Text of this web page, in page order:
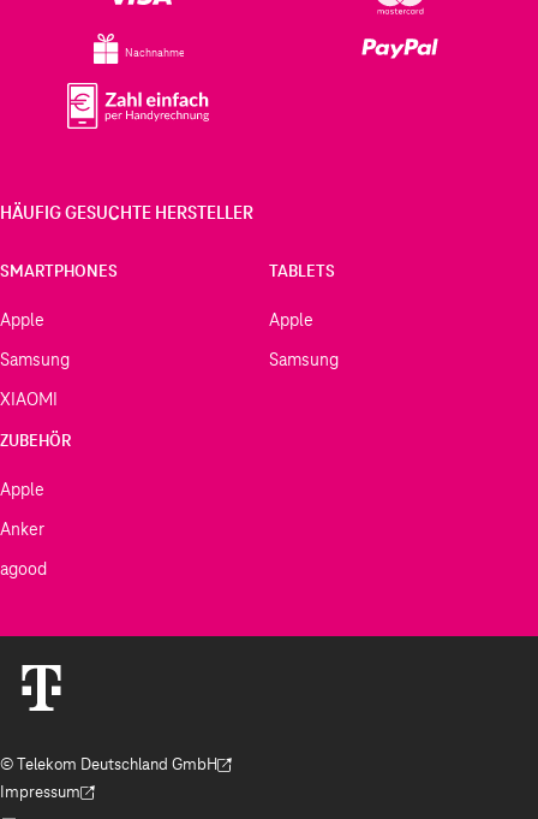
Nachnahme
HÄUFIG GESUCHTE HERSTELLER
SMARTPHONES
Apple
Samsung
XIAOMI
TABLETS
Apple
Samsung
ZUBEHÖR
Apple
Anker
agood
© Telekom Deutschland GmbH
(Der Link wird in einem neuen Tab geöffnet)
Impressum
(Der Link wird in einem neuen Tab geöffnet)